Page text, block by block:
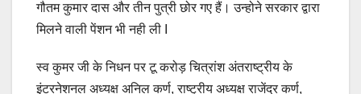
गौतम कुमार दास और तीन पुत्री छोर गए हैं। उन्होने सरकार द्वारा
मिलने वाली पेंशन भी नही ली I
स्व कुमर जी के निधन पर टू करोड़ चित्रांश अंतराष्ट्रीय के
इंटरनेशनल अध्यक्ष अनिल कर्ण, राष्ट्रीय अध्यक्ष राजेंद्र कर्ण,